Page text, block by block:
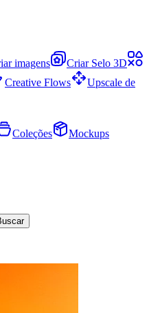
imagens
Criar Selo 3D
Creative Flows
Upscale de
Coleções Mockups